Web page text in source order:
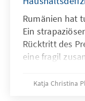
Rumänien hat
Ein
Rücktritt des
eine fragil
politischen
Katja Christina